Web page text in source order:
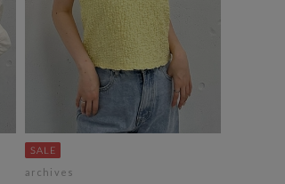
archives